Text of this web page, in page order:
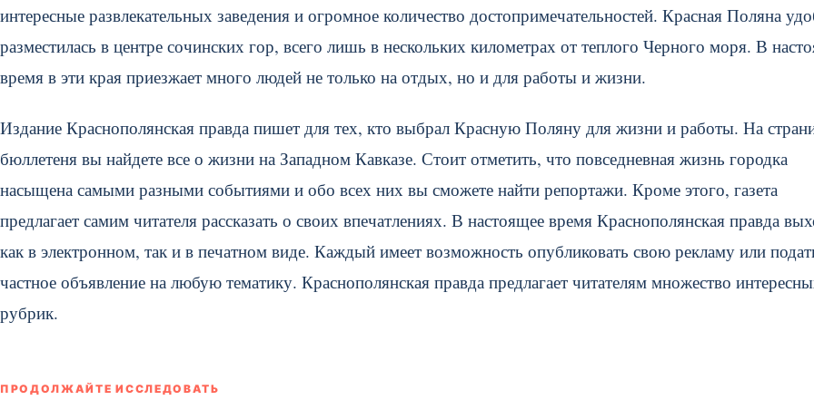
интересные развлекательных заведения и огромное количество достопримечательностей. Красная Поляна
разместилась в центре сочинских гор, всего лишь в нескольких километрах от теплого Черного моря. В
время в эти края приезжает много людей не только на отдых, но и для работы и жизни.
Издание Краснополянская правда пишет для тех, кто выбрал Красную Поляну для жизни и работы. На
бюллетеня вы найдете все о жизни на Западном Кавказе. Стоит отметить, что повседневная жизнь городка
насыщена самыми разными событиями и обо всех них вы сможете найти репортажи. Кроме этого, газета
предлагает самим читателя рассказать о своих впечатлениях. В настоящее время Краснополянская правда
как в электронном, так и в печатном виде. Каждый имеет возможность опубликовать свою рекламу или
частное объявление на любую тематику. Краснополянская правда предлагает читателям множество
рубрик.
ПРОДОЛЖАЙТЕ ИССЛЕДОВАТЬ